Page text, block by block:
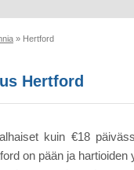
» Hertford
Hertford
kuin €18
on pään ja